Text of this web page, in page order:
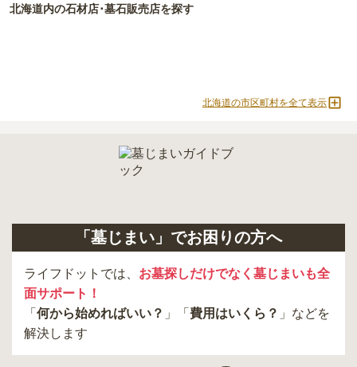
・開眼法要の費用：お墓を新しく建てた際に行う儀式のための費
積もりを取るまで確定しません。
現地見学では、担当者に「提示金額以外にかかる費用はないか」を
内を取り寄せることができます。
えてお墓を探すのがおすすめです。
北海道内の石材店･墓石販売店を探す
北海道の市区町村を全て表示
「墓じまい」でお困りの方へ
ライフドットでは、 お墓探しだけでなく墓じまいも全
面サポート！
「 何から始めればいい？ 」「 費用はいくら？ 」などを
解決します